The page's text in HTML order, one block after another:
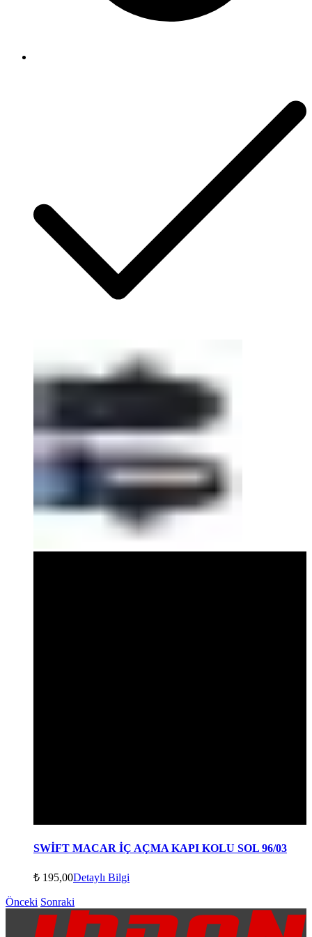
SWİFT MACAR İÇ AÇMA KAPI KOLU SOL 96/03
₺ 195,00Detaylı Bilgi
Önceki Sonraki